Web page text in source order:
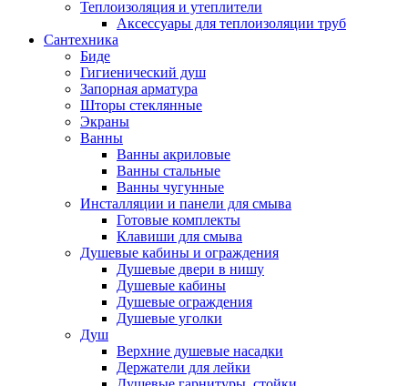
Теплоизоляция и утеплители
Аксессуары для теплоизоляции труб
Сантехника
Биде
Гигиенический душ
Запорная арматура
Шторы стеклянные
Экраны
Ванны
Ванны акриловые
Ванны стальные
Ванны чугунные
Инсталляции и панели для смыва
Готовые комплекты
Клавиши для смыва
Душевые кабины и ограждения
Душевые двери в нишу
Душевые кабины
Душевые ограждения
Душевые уголки
Душ
Верхние душевые насадки
Держатели для лейки